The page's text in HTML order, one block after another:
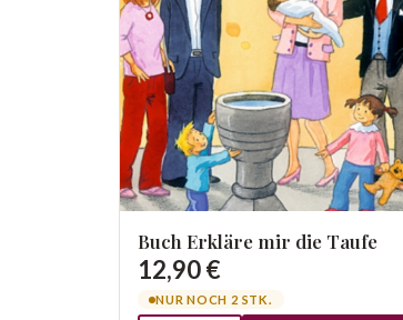
Buch Erkläre mir die Taufe
12,90 €
NUR NOCH 2 STK.